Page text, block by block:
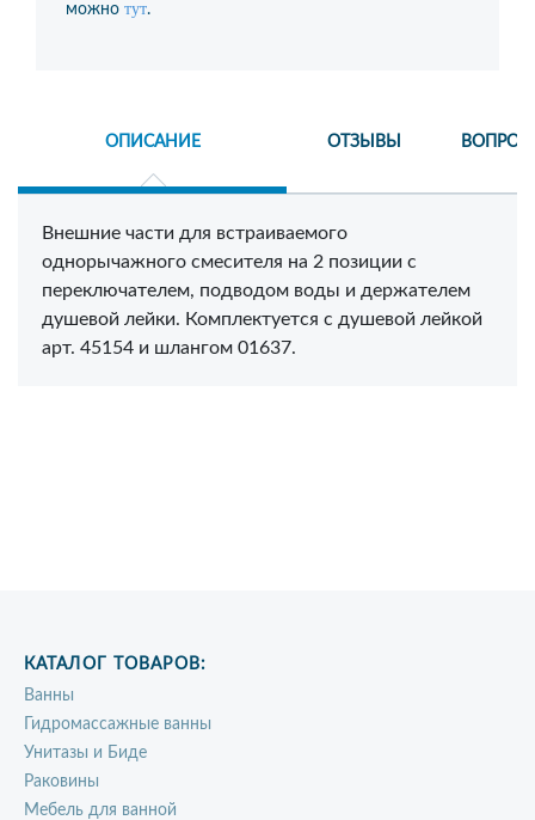
можно тут.
ОПИСАНИЕ ОТЗЫВЫ
Внешние части для встраиваемого
однорычажного смесителя на 2 позиции с
переключателем, подводом воды и держателем
душевой лейки. Комплектуется с душевой лейкой
арт. 45154 и шлангом 01637.
КАТАЛОГ ТОВАРОВ:
Ванны
Гидромассажные ванны
Унитазы и Биде
Раковины
Мебель для ванной